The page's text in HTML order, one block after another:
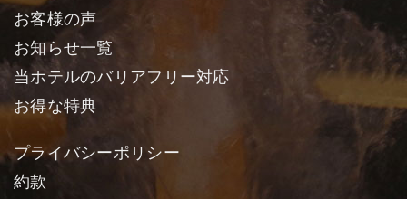
お客様の声
お知らせ一覧
当ホテルのバリアフリー対応
お得な特典
プライバシーポリシー
約款